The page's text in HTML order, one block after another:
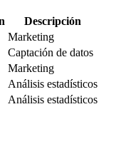
Descripción
Marketing
Captación de datos
Marketing
Análisis estadísticos
Análisis estadísticos